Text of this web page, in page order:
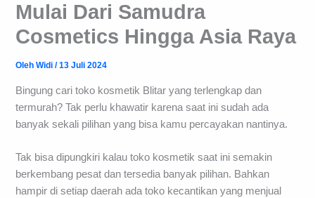
Mulai Dari Samudra
Cosmetics Hingga Asia Raya
OlehWidi/13 Juli 2024
Bingung cari toko kosmetik Blitar yang terlengkap dan
termurah? Tak perlu khawatir karena saat ini sudah ada
banyak sekali pilihan yang bisa kamu percayakan nantinya.
Tak bisa dipungkiri kalau toko kosmetik saat ini semakin
berkembang pesat dan tersedia banyak pilihan. Bahkan
hampir di setiap daerah ada toko kecantikan yang menjual